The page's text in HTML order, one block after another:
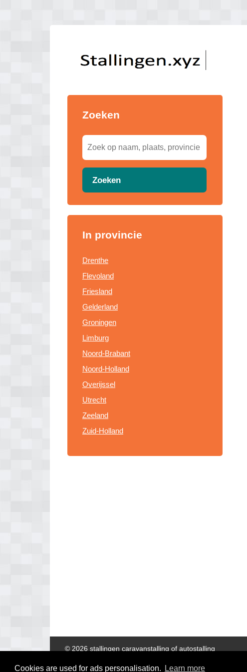
Cookies are used for ads personalisation. Learn more
Zoeken
Zoeken
In provincie
Drenthe
Flevoland
Friesland
Gelderland
Groningen
Limburg
Noord-Brabant
Noord-Holland
Overijssel
Utrecht
Zeeland
Zuid-Holland
© 2026 stallingen caravanstalling of autostalling